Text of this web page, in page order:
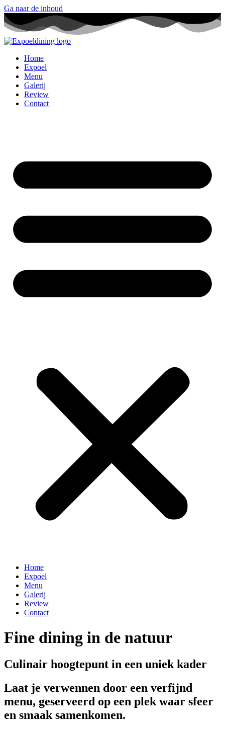
Ga naar de inhoud
Home
Expoel
Menu
Galerij
Review
Contact
Home
Expoel
Menu
Galerij
Review
Contact
Fine dining in de natuur
Culinair hoogtepunt in een uniek kader
Laat je verwennen door een verfijnd
menu, geserveerd op een plek waar sfeer
en smaak samenkomen.